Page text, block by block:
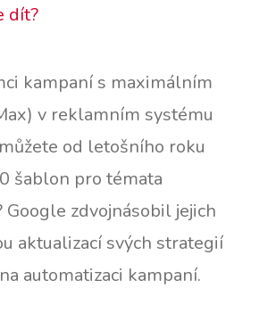
dít?
kampaní s maximálním
v reklamním systému
od letošního roku
šablon pro témata
Google zdvojnásobil jejich
aktualizací svých strategií
automatizaci kampaní.